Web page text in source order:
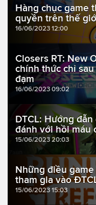
Hàng chục game
quyền trên thế
16/06/2023 12:00
Closers RT: New
chính thức chỉ sau
đạm
16/06/2023 09:02
DTCL: Hướng
đánh với hồi máu
15/06/2023 20:03
Những điều
tham gia vào
15/06/2023 15:03